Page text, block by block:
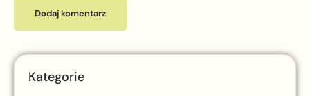
Kategorie